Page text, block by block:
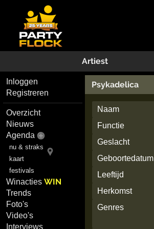
Artiest
Inloggen
Registreren
Overzicht
Nieuws
Agenda
nu & straks
kaart
festivals
WinactiesWIN
Trends
Foto's
Video's
Interviews
Psykadelica
Naam
Functie
Geslacht
Geboortedatum
Leeftijd
Herkomst
Genres